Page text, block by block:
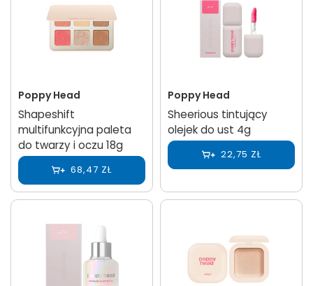
Poppy Head
Shapeshift
multifunkcyjna paleta
do twarzy i oczu 18g
68,47 ZŁ
Poppy Head
Sheerious tintujący
olejek do ust 4g
22,75 ZŁ